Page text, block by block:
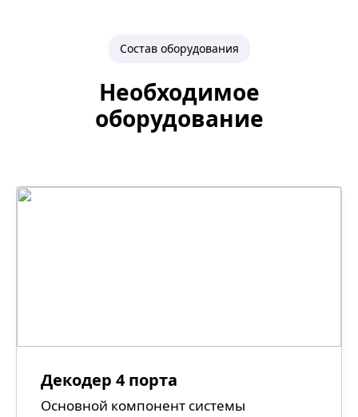
Состав оборудования
Необходимое
оборудование
Декодер 4 порта
Основной компонент системы